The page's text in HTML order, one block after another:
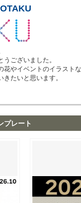
ございました。
やイベントのイラスト
たいと思います。
プレート